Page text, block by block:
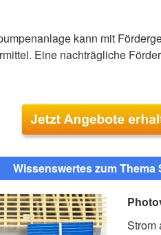
kann mit
Eine nachträgliche
Wissenswertes zum Thema
Strom